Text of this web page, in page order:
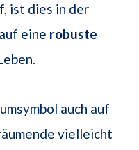
ist dies in der
eine robuste
auch auf
vielleicht